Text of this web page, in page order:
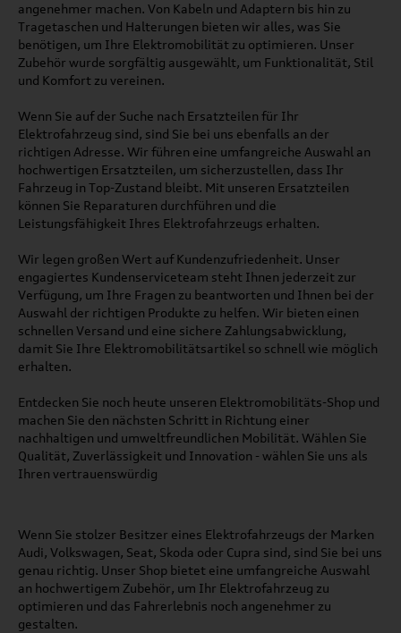
angenehmer machen. Von Kabeln und Adaptern bis hin zu
Tragetaschen und Halterungen bieten wir alles, was Sie
benötigen, um Ihre Elektromobilität zu optimieren. Unser
Zubehör wurde sorgfältig ausgewählt, um Funktionalität, Stil
und Komfort zu vereinen.
Wenn Sie auf der Suche nach Ersatzteilen für Ihr
Elektrofahrzeug sind, sind Sie bei uns ebenfalls an der
richtigen Adresse. Wir führen eine umfangreiche Auswahl an
hochwertigen Ersatzteilen, um sicherzustellen, dass Ihr
Fahrzeug in Top-Zustand bleibt. Mit unseren Ersatzteilen
können Sie Reparaturen durchführen und die
Leistungsfähigkeit Ihres Elektrofahrzeugs erhalten.
Wir legen großen Wert auf Kundenzufriedenheit. Unser
engagiertes Kundenserviceteam steht Ihnen jederzeit zur
Verfügung, um Ihre Fragen zu beantworten und Ihnen bei der
Auswahl der richtigen Produkte zu helfen. Wir bieten einen
schnellen Versand und eine sichere Zahlungsabwicklung,
damit Sie Ihre Elektromobilitätsartikel so schnell wie möglich
erhalten.
Entdecken Sie noch heute unseren Elektromobilitäts-Shop und
machen Sie den nächsten Schritt in Richtung einer
nachhaltigen und umweltfreundlichen Mobilität. Wählen Sie
Qualität, Zuverlässigkeit und Innovation - wählen Sie uns als
Ihren vertrauenswürdig
Wenn Sie stolzer Besitzer eines Elektrofahrzeugs der Marken
Audi, Volkswagen, Seat, Skoda oder Cupra sind, sind Sie bei uns
genau richtig. Unser Shop bietet eine umfangreiche Auswahl
an hochwertigem Zubehör, um Ihr Elektrofahrzeug zu
optimieren und das Fahrerlebnis noch angenehmer zu
gestalten.